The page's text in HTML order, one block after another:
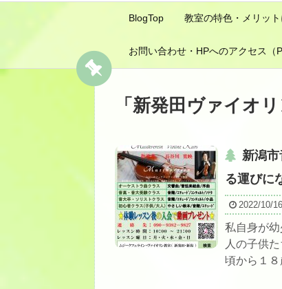
BlogTop 教室の特色・メリッ
お問い合わせ・HPへのアクセス（
「 新発田ヴァイオ
新潟
る運びに
2022/10/16
私自身が
人の子供
頃から１８